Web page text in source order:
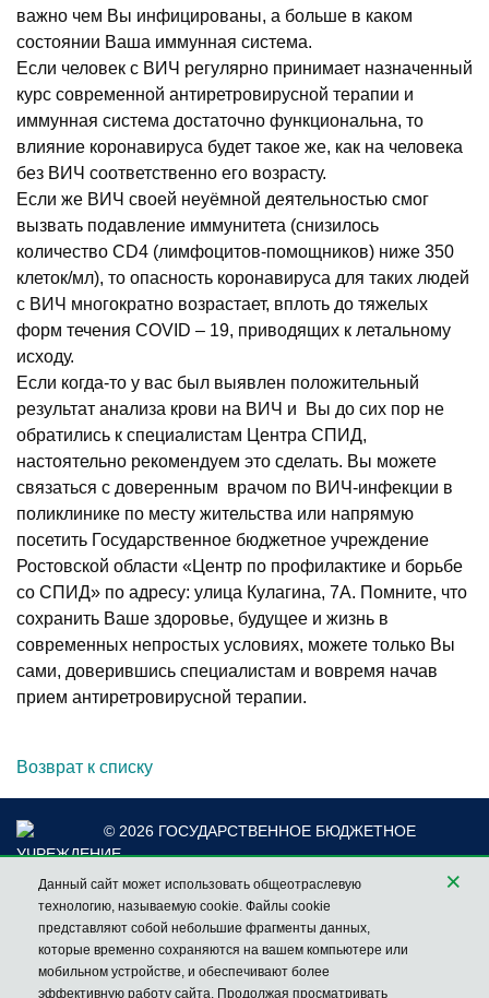
важно чем Вы инфицированы, а больше в каком
состоянии Ваша иммунная система.
Если человек с ВИЧ регулярно принимает назначенный
курс современной антиретровирусной терапии и
иммунная система достаточно функциональна, то
влияние коронавируса будет такое же, как на человека
без ВИЧ соответственно его возрасту.
Если же ВИЧ своей неуёмной деятельностью смог
вызвать подавление иммунитета (снизилось
количество CD4 (лимфоцитов-помощников) ниже 350
клеток/мл), то опасность коронавируса для таких людей
с ВИЧ многократно возрастает, вплоть до тяжелых
форм течения COVID – 19, приводящих к летальному
исходу.
Если когда-то у вас был выявлен положительный
результат анализа крови на ВИЧ и Вы до сих пор не
обратились к специалистам Центра СПИД,
настоятельно рекомендуем это сделать. Вы можете
связаться с доверенным врачом по ВИЧ-инфекции в
поликлинике по месту жительства или напрямую
посетить Государственное бюджетное учреждение
Ростовской области «Центр по профилактике и борьбе
со СПИД» по адресу: улица Кулагина, 7А. Помните, что
сохранить Ваше здоровье, будущее и жизнь в
современных непростых условиях, можете только Вы
сами, доверившись специалистам и вовремя начав
прием антиретровирусной терапии.
Возврат к списку
© 2026 ГОСУДАРСТВЕННОЕ БЮДЖЕТНОЕ
УЧРЕЖДЕНИЕ
РОСТОВСКОЙ ОБЛАСТИ «ЦЕНТР ПО ПРОФИЛАКТИКЕ И
БОРЬБЕ СО СПИД»
ГОРЯЧАЯ ЛИНИЯ
по проблеме Вич/СПИД:
8 (863) 210-98-24
НАШ АДРЕС
РОССИЯ, 344116,
РОСТОВ-НА-ДОНУ, УЛ. КУЛАГИНА 7А
Данный сайт может использовать общеотраслевую
технологию, называемую cookie. Файлы cookie
представляют собой небольшие фрагменты данных,
которые временно сохраняются на вашем компьютере или
мобильном устройстве, и обеспечивают более
эффективную работу сайта. Продолжая просматривать
×